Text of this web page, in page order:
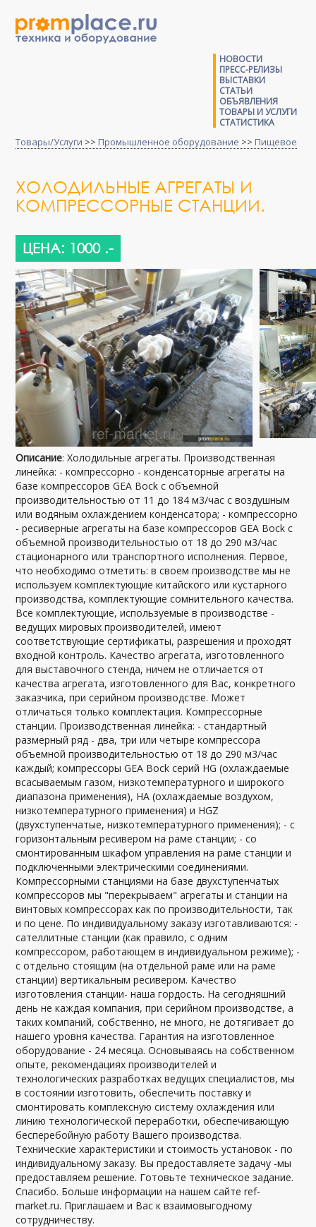
НОВОСТИ
ПРЕСС-РЕЛИЗЫ
ВЫСТАВКИ
СТАТЬИ
ОБЪЯВЛЕНИЯ
ТОВАРЫ И УСЛУГИ
СТАТИСТИКА
Товары/Услуги >> Промышленное оборудование >> Пищевое
ХОЛОДИЛЬНЫЕ АГРЕГАТЫ И
КОМПРЕССОРНЫЕ СТАНЦИИ.
ЦЕНА: 1000 .-
Описание: Холодильные агрегаты. Производственная
линейка: - компрессорно - конденсаторные агрегаты на
базе компрессоров GEA Bock с объемной
производительностью от 11 до 184 м3/час с воздушным
или водяным охлаждением конденсатора; - компрессорно
- ресиверные агрегаты на базе компрессоров GEA Bock с
объемной производительностью от 18 до 290 м3/час
стационарного или транспортного исполнения. Первое,
что необходимо отметить: в своем производстве мы не
используем комплектующие китайского или кустарного
производства, комплектующие сомнительного качества.
Все комплектующие, используемые в производстве -
ведущих мировых производителей, имеют
соответствующие сертификаты, разрешения и проходят
входной контроль. Качество агрегата, изготовленного
для выставочного стенда, ничем не отличается от
качества агрегата, изготовленного для Вас, конкретного
заказчика, при серийном производстве. Может
отличаться только комплектация. Компрессорные
станции. Производственная линейка: - стандартный
размерный ряд - два, три или четыре компрессора
объемной производительностью от 18 до 290 м3/час
каждый; компрессоры GEA Bock серий HG (охлаждаемые
всасываемым газом, низкотемпературного и широкого
диапазона применения), HA (охлаждаемые воздухом,
низкотемпературного применения) и HGZ
(двухступенчатые, низкотемпературного применения); - с
горизонтальным ресивером на раме станции; - со
смонтированным шкафом управления на раме станции и
подключенными электрическими соединениями.
Компрессорными станциями на базе двухступенчатых
компрессоров мы "перекрываем" агрегаты и станции на
винтовых компрессорах как по производительности, так
и по цене. По индивидуальному заказу изготавливаются: -
сателлитные станции (как правило, с одним
компрессором, работающем в индивидуальном режиме); -
с отдельно стоящим (на отдельной раме или на раме
станции) вертикальным ресивером. Качество
изготовления станции- наша гордость. На сегодняшний
день не каждая компания, при серийном производстве, а
таких компаний, собственно, не много, не дотягивает до
нашего уровня качества. Гарантия на изготовленное
оборудование - 24 месяца. Основываясь на собственном
опыте, рекомендациях производителей и
технологических разработках ведущих специалистов, мы
в состоянии изготовить, обеспечить поставку и
смонтировать комплексную систему охлаждения или
линию технологической переработки, обеспечивающую
бесперебойную работу Вашего производства.
Технические характеристики и стоимость установок - по
индивидуальному заказу. Вы предоставляете задачу -мы
предоставляем решение. Готовьте техническое задание.
Спасибо. Больше информации на нашем сайте ref-
market.ru. Приглашаем и Вас к взаимовыгодному
сотрудничеству.